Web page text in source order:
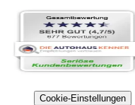
Cookie-Einstellungen